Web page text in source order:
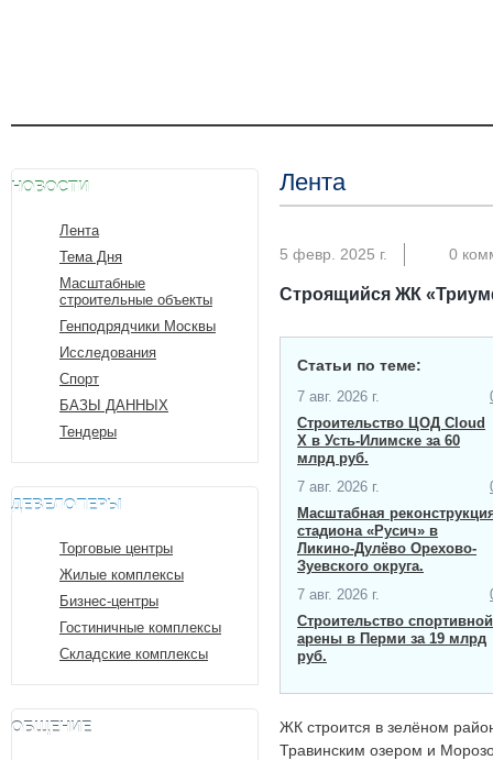
НОВОСТИ
Лента
Тема Дня
Масштабные
строительные объекты
Генподрядчики Москвы
Исследования
Спорт
БАЗЫ ДАННЫХ
Тендеры
ДЕВЕЛОПЕРЫ
Торговые центры
Жилые комплексы
Бизнес-центры
Гостиничные комплексы
Складские комплексы
ОБЩЕНИЕ
Лента
5 февр. 2025 г. 0
Строящийся ЖК
Статьи по теме:
7 авг. 2026 г.
Строительство ЦОД Cloud
X в Усть-Илимске за 60
млрд руб.
7 авг. 2026 г.
Масштабная
стадиона «Русич» в
Ликино-Дулёво Орехово-
Зуевского округа.
7 авг. 2026 г.
Строительство спортивной
арены в Перми за 19 млрд
руб.
ЖК строится в зелёном
Травинским озером и